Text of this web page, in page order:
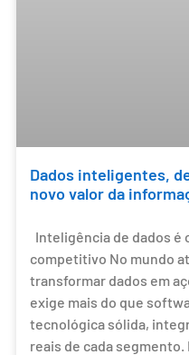
Dados inteligentes,
novo valor da
Inteligência de dados é
competitivo No mundo
transformar dados em
exige mais do que
tecnológica sólida,
reais de cada segmento.